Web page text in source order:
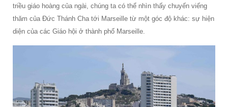
triều giáo hoàng của ngài, chúng ta có thể nhìn thấy chuyến viếng
thăm của Đức Thánh Cha tới Marseille từ một góc độ khác: sự hiện
diện của các Giáo hội ở thành phố Marseille.